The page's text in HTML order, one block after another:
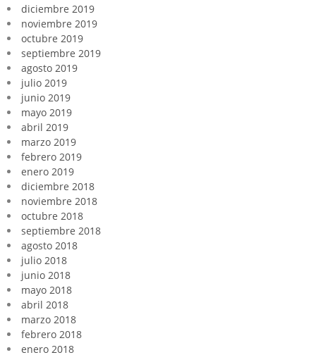
diciembre 2019
noviembre 2019
octubre 2019
septiembre 2019
agosto 2019
julio 2019
junio 2019
mayo 2019
abril 2019
marzo 2019
febrero 2019
enero 2019
diciembre 2018
noviembre 2018
octubre 2018
septiembre 2018
agosto 2018
julio 2018
junio 2018
mayo 2018
abril 2018
marzo 2018
febrero 2018
enero 2018